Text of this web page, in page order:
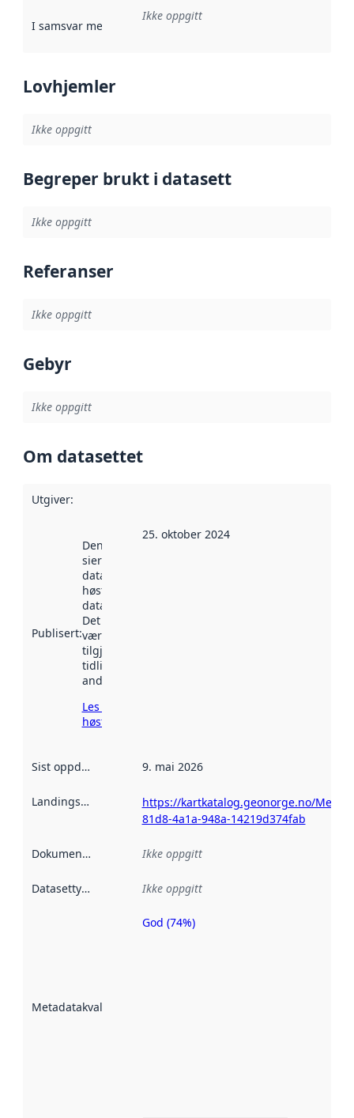
I samsvar med Referanse til en implementasjonsregel
Ikke oppgitt
Lovhjemler
Ikke oppgitt
Begreper brukt i datasett
Ikke oppgitt
Referanser
Ikke oppgitt
Gebyr
Ikke oppgitt
Om datasettet
Utgiver:
Publisert:
Denne datoen
sier når
datasettet ble
høstet av
data.norge.no.
Det kan ha
vært
tilgjengelig
tidligere
andre steder.
Les mer om
høsting her
25. oktober 2024
Sist oppdatert 9. mai 2026
Landingsside
https://kartkatalog.geonorge.no/
81d8-4a1a-948a-14219d374fab
Dokumentasjon Ikke oppgitt
Datasettype Ikke oppgitt
Metadatakvalitet
Metadatakvalitet
God (74%)